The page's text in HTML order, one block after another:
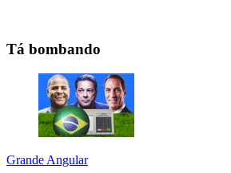
Tá bombando
Grande Angular